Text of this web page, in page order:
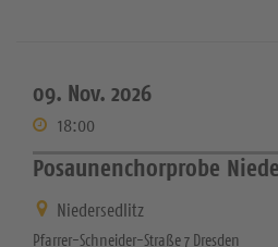
09. Nov. 2026
18:00
Posaunenchorprobe
Niedersedlitz
Pfarrer-Schneider-Straße 7 Dresden